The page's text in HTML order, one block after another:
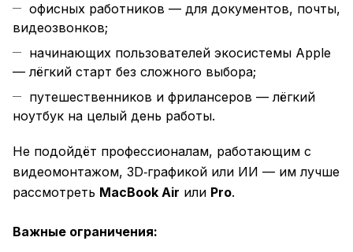
офисных работников — для документов, почты,
видеозвонков;
начинающих пользователей экосистемы Apple
— лёгкий старт без сложного выбора;
путешественников и фрилансеров — лёгкий
ноутбук на целый день работы.
Не подойдёт профессионалам, работающим с
видеомонтажом, 3D‑графикой или ИИ — им лучше
рассмотреть MacBook Air или Pro.
Важные ограничения: